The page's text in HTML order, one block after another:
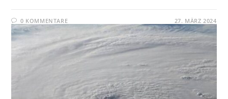
0 KOMMENTARE 27. MÄRZ 2024